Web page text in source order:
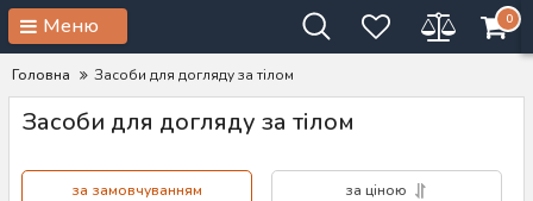
Меню 0
Головна Засоби для догляду за тілом
Засоби для догляду за тілом
за замовчуванням за ціною